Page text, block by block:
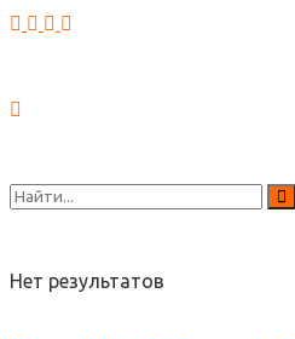
Нет результатов